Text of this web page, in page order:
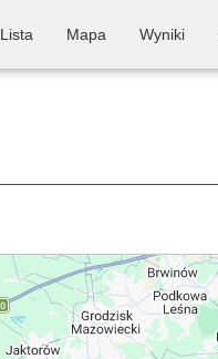
Lista Mapa Wyniki